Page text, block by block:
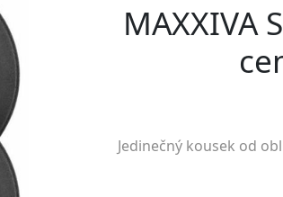
MAXXIVA
Jedinečný kousek od